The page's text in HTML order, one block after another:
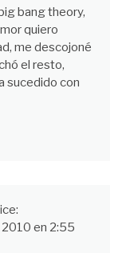
bang theory,
quiero
me descojoné
el resto,
sucedido con
en 2:55